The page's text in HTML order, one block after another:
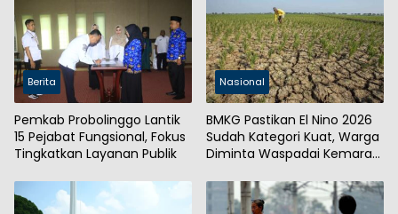
Berita
Pemkab Probolinggo Lantik
15 Pejabat Fungsional, Fokus
Tingkatkan Layanan Publik
Nasional
BMKG Pastikan El Nino 2026
Sudah Kategori Kuat, Warga
Diminta Waspadai Kemarau